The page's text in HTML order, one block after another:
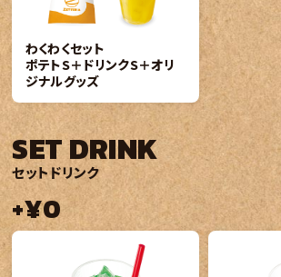
わくわくセット
ポテトS＋ドリンクS＋オリ
ジナルグッズ
SET DRINK
セットドリンク
+¥0